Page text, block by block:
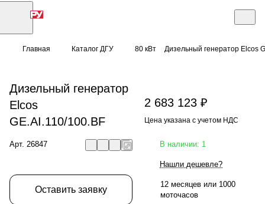
Главная Каталог ДГУ 80 кВт Дизельный генератор Elcos
Дизельный генератор
Elcos
GE.AI.110/100.BF
Арт. 26847
Оставить заявку
2 683 123 ₽
Цена указана с учетом НДС
В наличии: 1
Нашли дешевле?
12 месяцев или 1000
моточасов